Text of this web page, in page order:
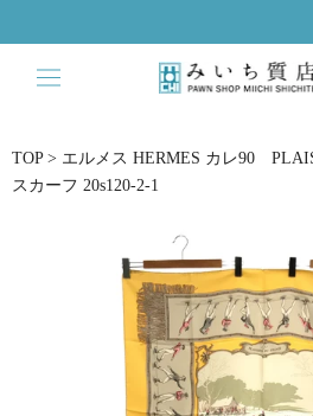
キ
て
コ
TOP > エルメス HERMES カレ90
スカーフ 20s120-2-1